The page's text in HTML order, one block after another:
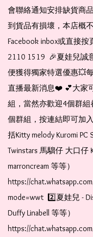
會聯絡通知安排缺貨商
到貨品有損壞，本店概
Facebook inbox或直接
2110 1519  🎉夏娃兒誠
便獲得獨家特選優惠💥
直播最新消息❤️ 💕大家
組，當然亦歡迎4個群
個群組，按連結即可加入
括Kitty melody Kuromi
Twinstars 馬騮仔 大口仔
marroncream 等等）
https://
mode=wwt  2️⃣夏娃兒 -
Duffy Linabell 等等）
https://